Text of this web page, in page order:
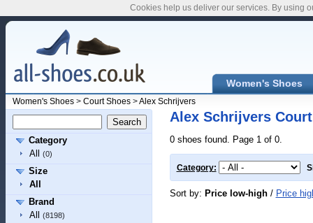
Women's Shoes
Women's Shoes> Court Shoes>Alex Schrijvers
Category
All
(0)
Size
All
Brand
All
(8198)
Alex Schrijvers
0 shoes found. Page 1 of 0.
Category:
Sort by: Price low-high/ Price
Cookies help us deliver our services. By using